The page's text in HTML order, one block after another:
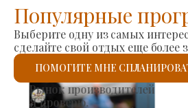
Популярные
Выберите одну из самых
сделайте свой отдых еще
ПОМОГИТЕ МНЕ
Римско-католическая церковь
Я проверю.